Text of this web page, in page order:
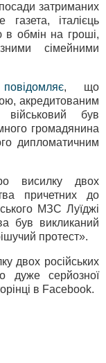
затриманих
італієць
в обмін на гроші,
сімейними
, що
акредитованим
був
громадянина
дипломатичним
висилку двох
причетних до
МЗС Луїджі
був викликаний
протест».
двох російських
дуже серйозної
в Facebook.